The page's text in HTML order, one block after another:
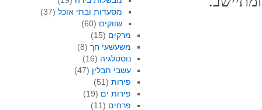
מסעדות ובתי אוכל (37)
שווקים (60)
מרקים (15)
משעשעי חך(8)
נוסטלגיה (16)
עשבי תבלין (47)
פירות(51)
פירות ים (19)
פרחים (11)